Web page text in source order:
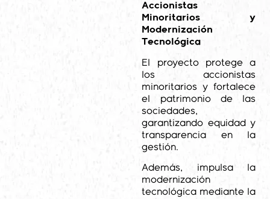
Accionistas
Minoritarios y
Modernización
Tecnológica
El proyecto protege a
los accionistas
minoritarios y fortalece
el patrimonio de las
sociedades,
garantizando equidad y
transparencia en la
gestión.
Además, impulsa la
modernización
tecnológica mediante la